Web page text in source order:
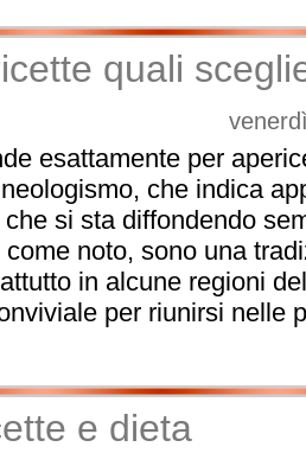
quali
esattamente per
che indica
si sta diffondendo
noto, sono una
in alcune regioni
per riunirsi nelle
e dieta